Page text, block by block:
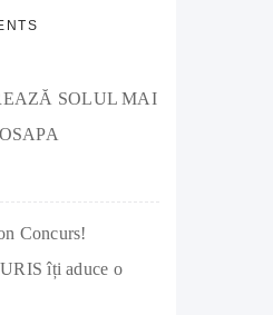
SOLUL MAI
Concurs!
îți aduce o